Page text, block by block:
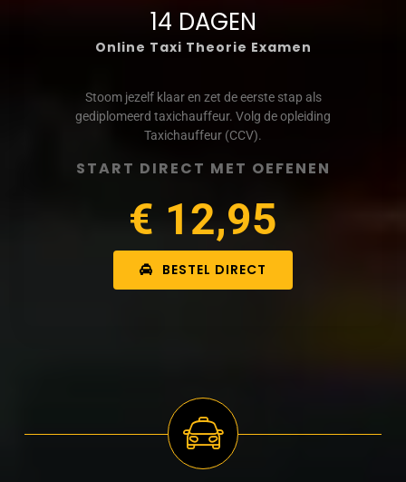
14 DAGEN
Online Taxi Theorie Examen
Stoom jezelf klaar en zet de eerste stap als
gediplomeerd taxichauffeur. Volg de opleiding
Taxichauffeur (CCV).
START DIRECT MET OEFENEN
€ 12,95
BESTEL DIRECT